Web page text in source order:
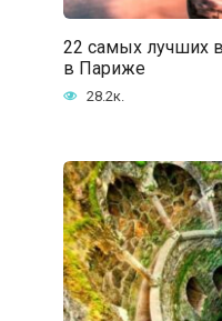
22 самых лучших
в Париже
28.2к.